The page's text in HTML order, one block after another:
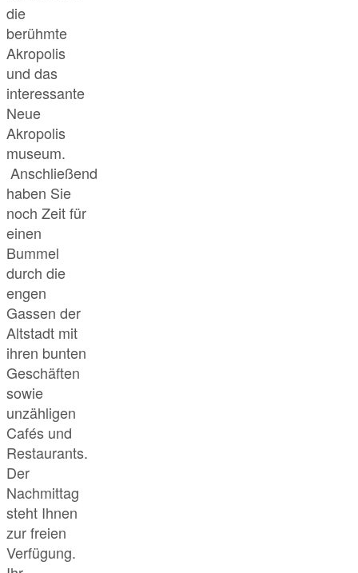
die
berühmte
Akropolis
und das
interessante
Neue
Akropolis
museum.
Anschließend
haben Sie
noch Zeit für
einen
Bummel
durch die
engen
Gassen der
Altstadt mit
ihren bunten
Geschäften
sowie
unzähligen
Cafés und
Restaurants.
Der
Nachmittag
steht Ihnen
zur freien
Verfügung.